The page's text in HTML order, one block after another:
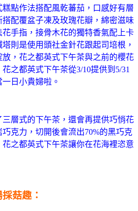
點作法搭配風乾蕃茄，口感好有層
配覆盆子凍及玫瑰花瓣，綿密滋味
手指，接骨木花的獨特香氣配上卡
則是使用頭社金針花跟起司培根，
，花之都英式下午茶與之前的櫻花
之都英式下午茶從3/10提供到5/31
日小貴婦啦。
層式的下午茶，還會再提供巧悄花
克力，切開後會流出70%的黑巧克
之都英式下午茶讓你在花海裡恣意
菇趣：